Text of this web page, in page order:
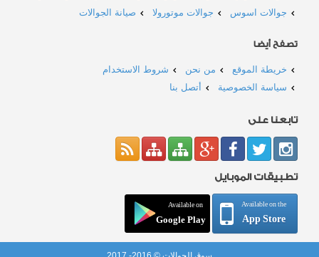
جوالات اسوس
جوالات موتورولا صيانة الجوالات
تصفح أيضا
خريطة الموقع من نحن
شروط الاستخدام
سياسة الخصوصية
أتصل بنا
تابعنا على
تطبيقات الموبايل
Available on the
App Store
Available on
Google Play